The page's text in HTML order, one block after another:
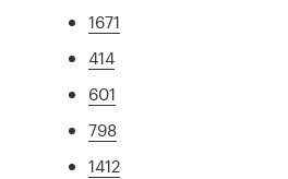
1671
414
601
798
1412